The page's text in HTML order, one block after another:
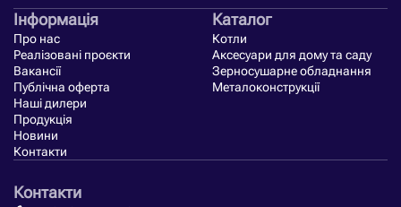
Інформація
Про нас
Реалізовані проєкти
Вакансії
Публічна оферта
Наші дилери
Продукція
Новини
Контакти
Каталог
Котли
Аксесуари для дому та саду
Зерносушарне обладнання
Металоконструкції
Контакти